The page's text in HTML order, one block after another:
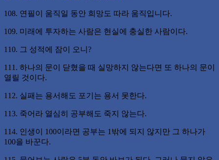
108. 연필이 움직일 동안 희망도 따라 움직입니다.
109. 미래에 투자하는 사람은 현실에 충실한 사람이다.
110. 그 성적에 잠이 오니?
111. 하나의 문이 닫혔을 때 실망하지 않는다면 또 하나의 문이
열릴 것이다.
112. 실패는 용서해도 포기는 용서 못한다.
113. 죽어라 열심히 공부해도 죽지 않는다.
114. 인생이 100이라면 공부는 1밖에 되지 않지만 그 하나가
100을 바꾼다.